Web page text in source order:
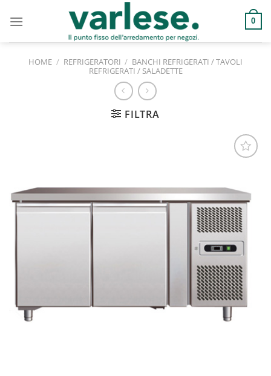
0
HOME / REFRIGERATORI / BANCHI REFRIGERATI / TAVOLI
REFRIGERATI / SALADETTE
FILTRA
Aggiungi
alla lista
dei
desideri